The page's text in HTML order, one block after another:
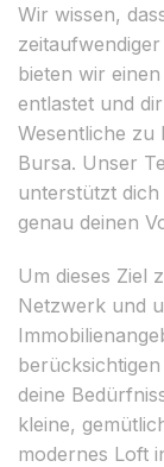
Wir wissen,
bieten wir
entlastet und
Wesentliche zu
Bursa. Unser
unterstützt dich
genau deinen
Um dieses Ziel
Netzwerk und
deine
kleine,
modernes Loft